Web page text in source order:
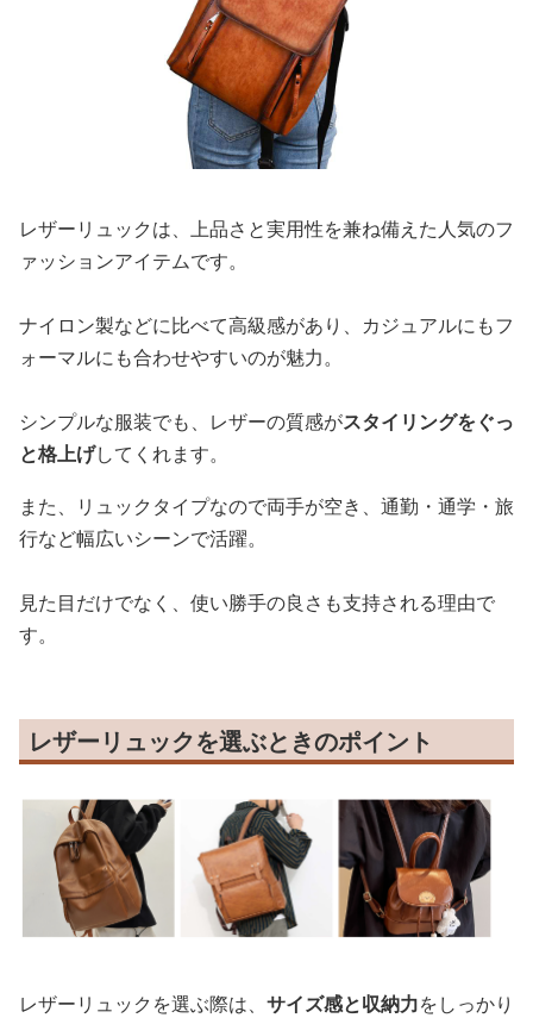
レザーリュックは、上品さと実用性を兼ね備えた人気のフ
ァッションアイテムです。
ナイロン製などに比べて高級感があり、カジュアルにもフ
ォーマルにも合わせやすいのが魅力。
シンプルな服装でも、レザーの質感がスタイリングをぐっ
と格上げしてくれます。
また、リュックタイプなので両手が空き、通勤・通学・旅
行など幅広いシーンで活躍。
見た目だけでなく、使い勝手の良さも支持される理由で
す。
レザーリュックを選ぶときのポイント
レザーリュックを選ぶ際は、 サイズ感と収納力をしっかり